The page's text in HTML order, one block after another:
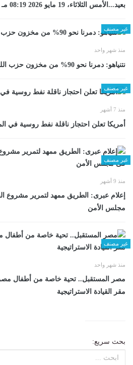
بعيد...الأمس الثلاثاء، 19 مايو 2026 08:19 مـ
غير مصنف
منذ شهر واحد
نتنياهو: دمرنا نحو 90% من مخزون حزب الله الصاروخى
غير مصنف
منذ 7 أشهر
أمريكا تعلن احتجاز ناقلة نفط روسية في
غير مصنف
منذ 9 أشهر
إعلام عبرى: الطريق ممهد لتمرير مشروع
مجلس الأمن
غير مصنف
منذ شهر واحد
مصر المستقبل.. تحية خاصة من أطفال مصر
مقر القيادة الاستراتيجية
بحث سريع: